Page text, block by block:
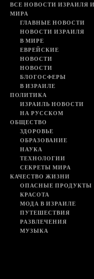
ВСЕ НОВОСТИ ИЗРАИЛЯ И
МИРА
ГЛАВНЫЕ НОВОСТИ
НОВОСТИ ИЗРАИЛЯ
В МИРЕ
ЕВРЕЙСКИЕ
НОВОСТИ
НОВОСТИ
БЛОГОСФЕРЫ
В ИЗРАИЛЕ
ПОЛИТИКА
ИЗРАИЛЬ НОВОСТИ
НА РУССКОМ
ОБЩЕСТВО
ЗДОРОВЬЕ
ОБРАЗОВАНИЕ
НАУКА
ТЕХНОЛОГИИ
СЕКРЕТЫ МИРА
КАЧЕСТВО ЖИЗНИ
ОПАСНЫЕ ПРОДУКТЫ
КРАСОТА
МОДА В ИЗРАИЛЕ
ПУТЕШЕСТВИЯ
РАЗВЛЕЧЕНИЯ
МУЗЫКА